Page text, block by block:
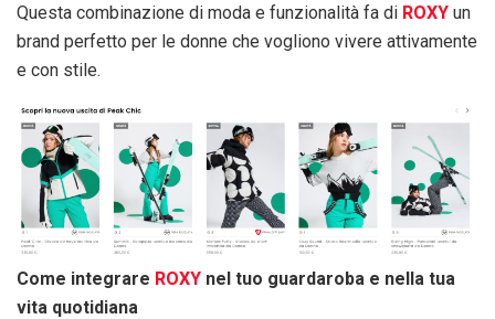
Questa combinazione di moda e funzionalità fa di ROXY un
brand perfetto per le donne che vogliono vivere attivamente
e con stile.
Come integrare ROXY nel tuo guardaroba e nella tua
vita quotidiana